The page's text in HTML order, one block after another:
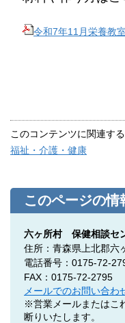
令和7年11月栄養教
このコンテンツに関連す
福祉・介護・健康
このページの情
六ヶ所村 保健相談セ
住所：青森県上北郡六
電話番号：0175-72-
FAX：0175-72-2795
メールでのお問い合わ
※営業メールまたはこ
断りいたします。